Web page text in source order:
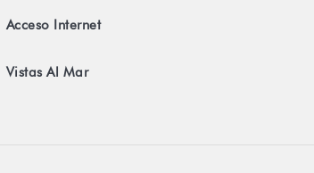
Acceso Internet
Vistas Al Mar